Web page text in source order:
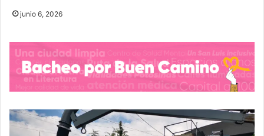
junio 6, 2026